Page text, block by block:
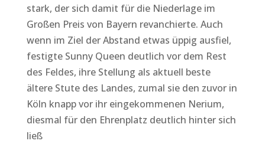
stark, der sich damit für die Niederlage im
Großen Preis von Bayern revanchierte. Auch
wenn im Ziel der Abstand etwas üppig ausfiel,
festigte Sunny Queen deutlich vor dem Rest
des Feldes, ihre Stellung als aktuell beste
ältere Stute des Landes, zumal sie den zuvor in
Köln knapp vor ihr eingekommenen Nerium,
diesmal für den Ehrenplatz deutlich hinter sich
ließ